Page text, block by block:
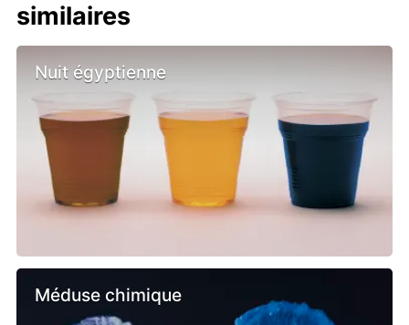
similaires
Nuit égyptienne
Méduse chimique